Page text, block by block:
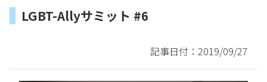
LGBT-Allyサミット #6
記事日付：2019/09/27